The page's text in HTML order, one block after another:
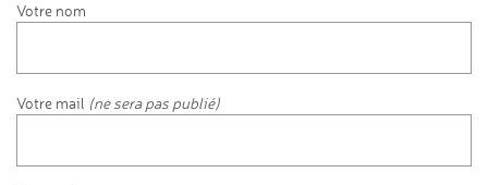
Votre nom
Votre mail (ne sera pas publié)